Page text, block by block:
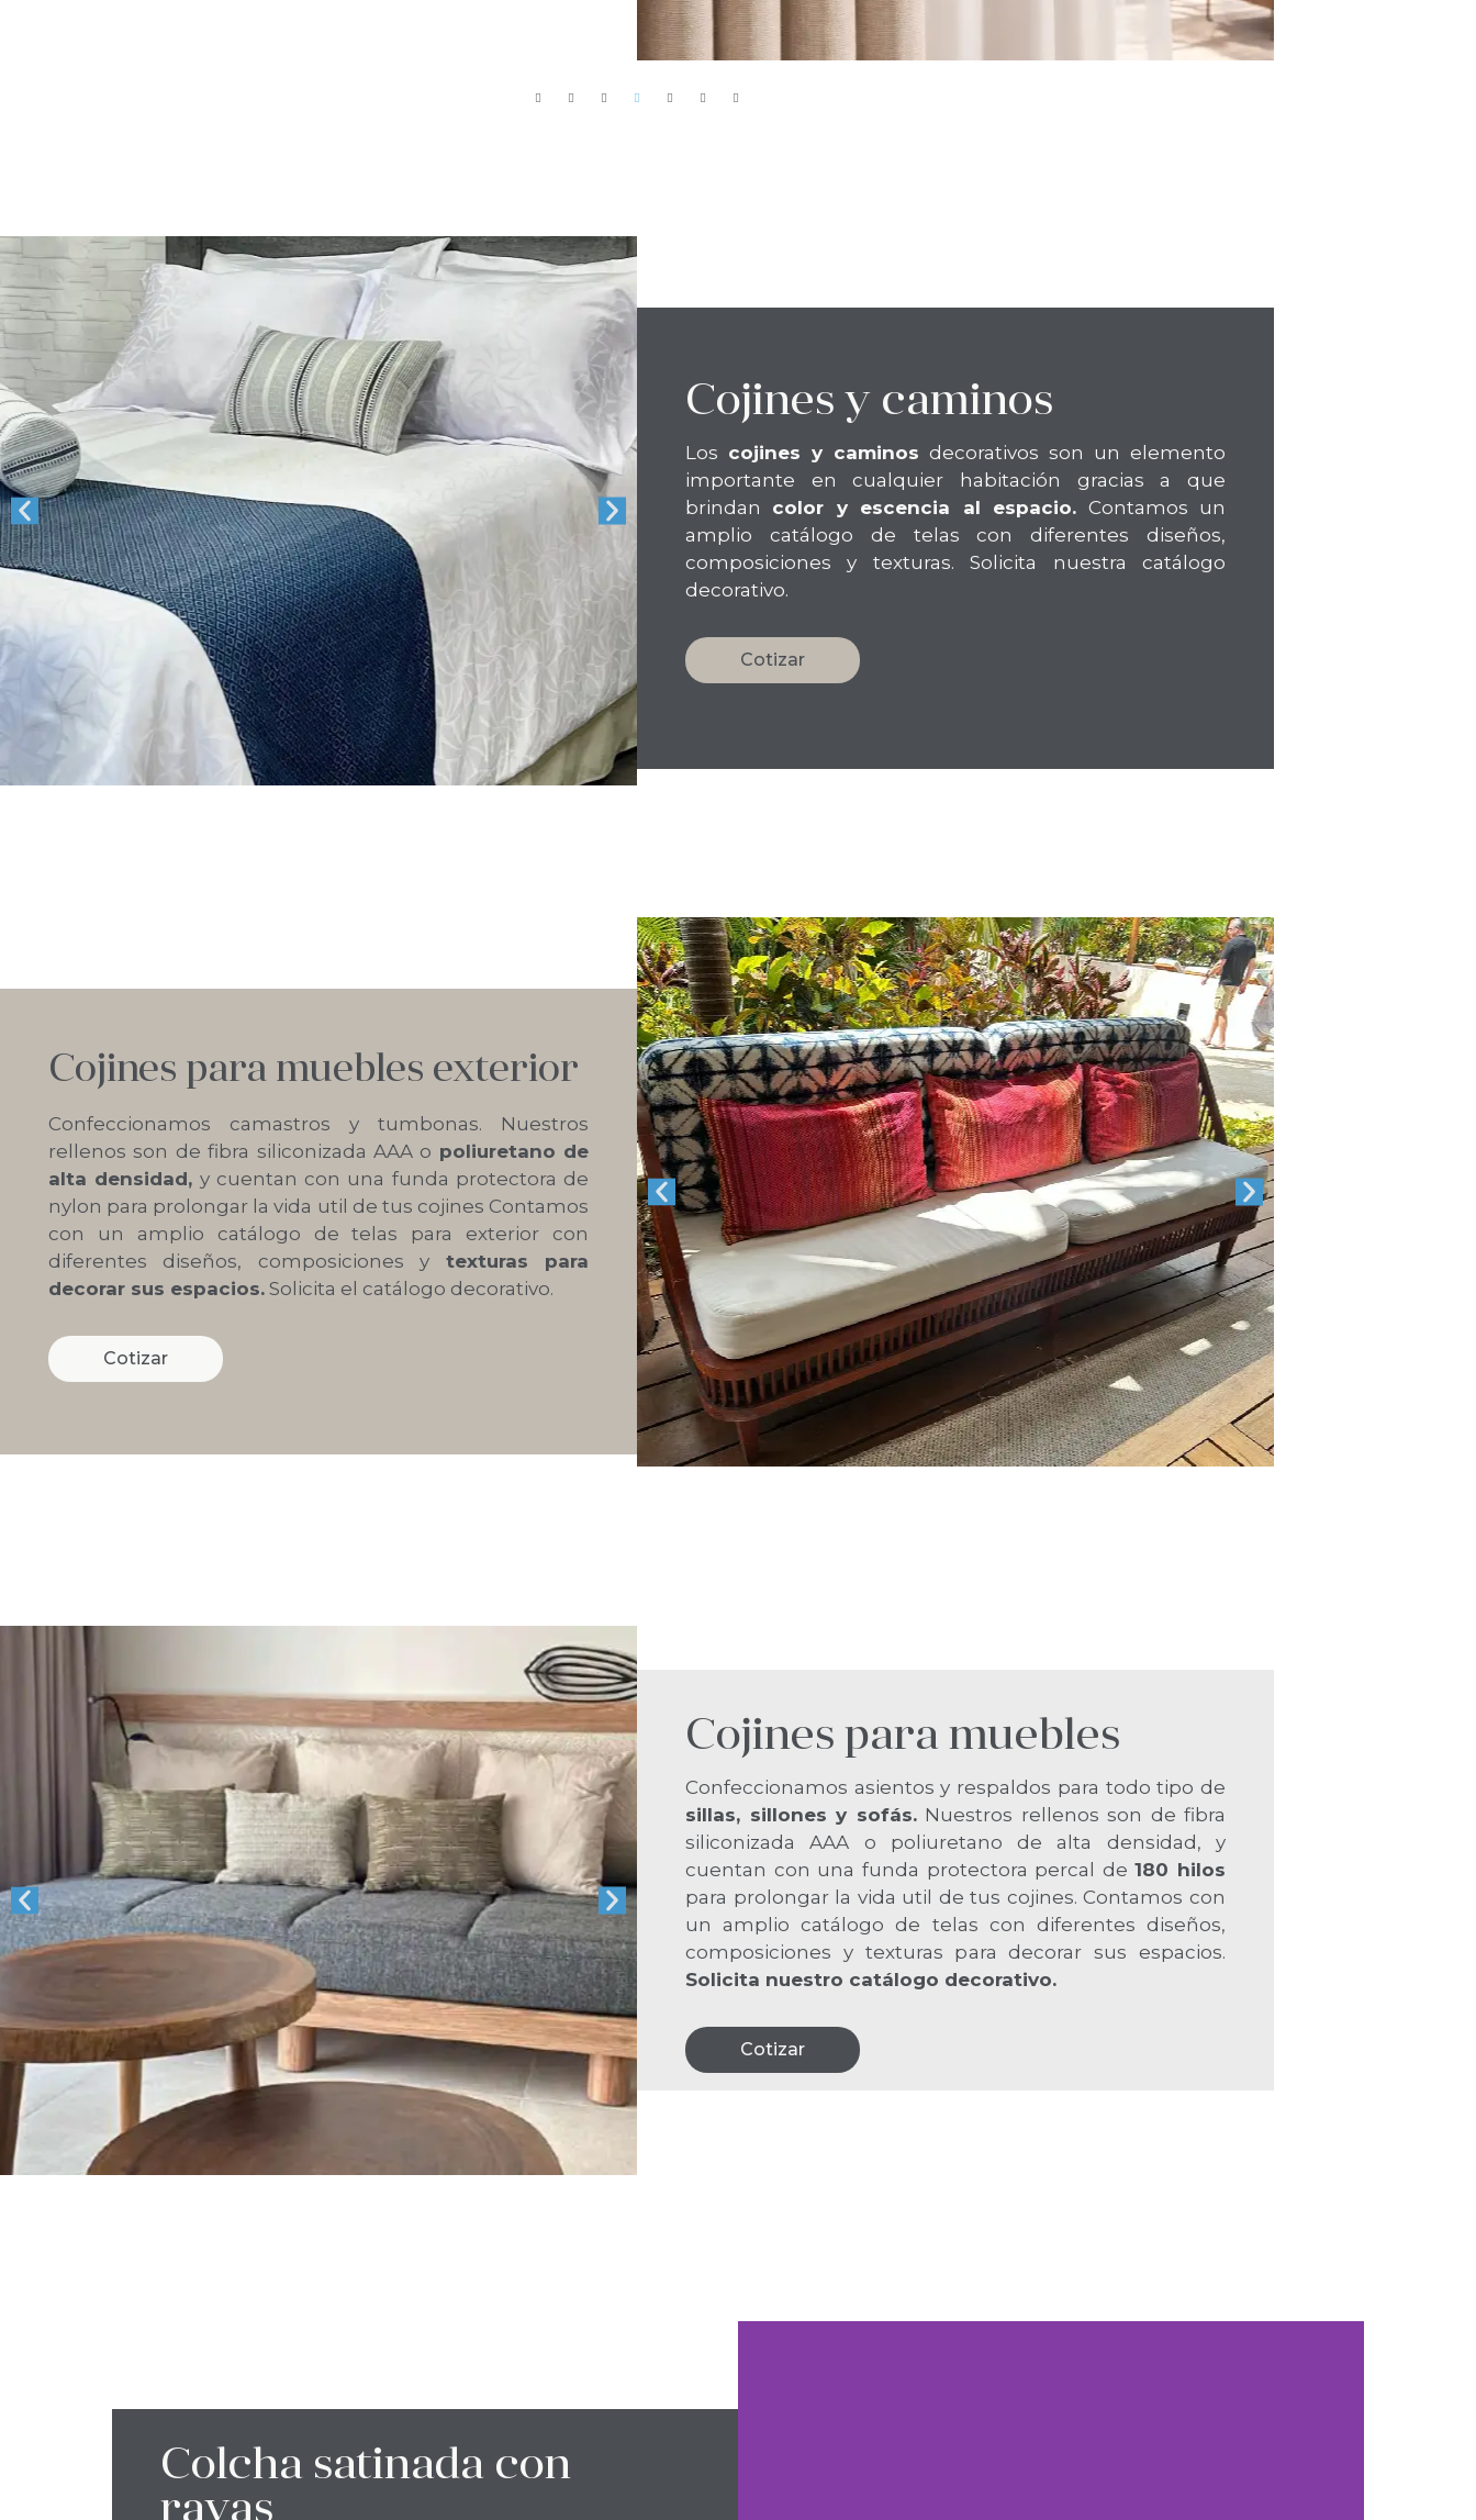
Cojines y caminos
Los cojines y caminos decorativos son un elemento
importante en cualquier habitación gracias a que
brindan color y escencia al espacio. Contamos un
amplio catálogo de telas con diferentes diseños,
composiciones y texturas. Solicita nuestra catálogo
decorativo.
Cotizar
Cojines para muebles exterior
Confeccionamos camastros y tumbonas. Nuestros
rellenos son de fibra siliconizada AAA o poliuretano de
alta densidad, y cuentan con una funda protectora de
nylon para prolongar la vida util de tus cojines Contamos
con un amplio catálogo de telas para exterior con
diferentes diseños, composiciones y texturas para
decorar sus espacios. Solicita el catálogo decorativo.
Cotizar
Cojines para muebles
Confeccionamos asientos y respaldos para todo tipo de
sillas, sillones y sofás.Nuestros rellenos son de fibra
siliconizada AAA o poliuretano de alta densidad, y
cuentan con una funda protectora percal de180 hilos
para prolongar la vida util de tus cojines. Contamos con
un amplio catálogo de telas con diferentes diseños,
composiciones y texturas para decorar sus espacios.
Solicita nuestro catálogo decorativo.
Cotizar